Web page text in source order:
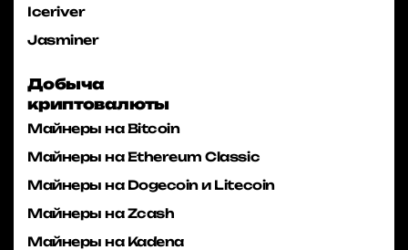
Iceriver
Jasminer
Добыча
криптовалюты
Майнеры на Bitcoin
Майнеры на Ethereum Classic
Майнеры на Dogecoin и Litecoin
Майнеры на Zcash
Майнеры на Kadena